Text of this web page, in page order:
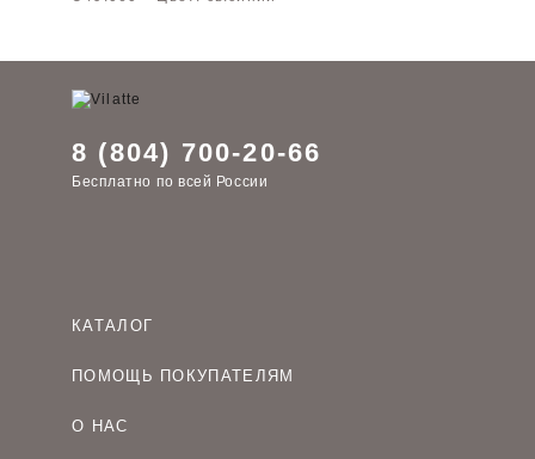
8 (804) 700-20-66
Бесплатно по всей России
КАТАЛОГ
Детская одежда оптом
ПОМОЩЬ ПОКУПАТЕЛЯМ
О НАС